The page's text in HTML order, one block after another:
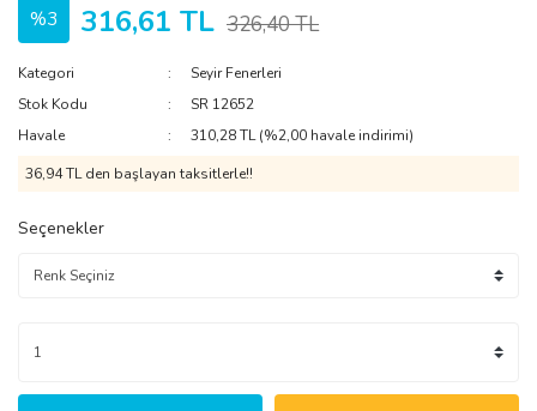
%3 316,61 TL 326,40 TL
Kategori
Seyir Fenerleri
Stok Kodu
SR 12652
Havale
310,28 TL (%2,00 havale indirimi)
36,94 TL den başlayan taksitlerle!!
Seçenekler